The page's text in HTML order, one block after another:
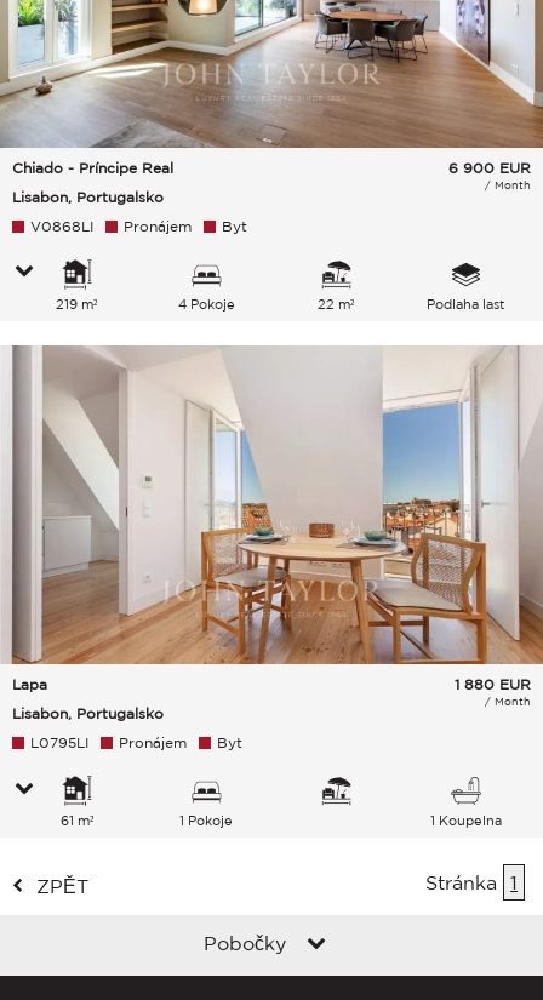
Chiado - Príncipe Real
Lisabon, Portugalsko
6 900 EUR
/ Month
V0868LI Pronájem Byt
219 m² 4 Pokoje 22 m² Podlaha last
Lapa
Lisabon, Portugalsko
1 880 EUR
/ Month
L0795LI Pronájem Byt
61 m² 1 Pokoje 1 Koupelna
ZPĚT Stránka 1
Pobočky